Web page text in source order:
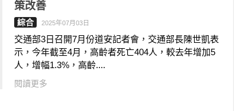
策改善
綜合 2025年07月03日
交通部3日召開7月份道安記者會，交通部長陳世凱表
示，今年截至4月，高齡者死亡404人，較去年增加5
人，增幅1.3%，高齡....
閱讀更多